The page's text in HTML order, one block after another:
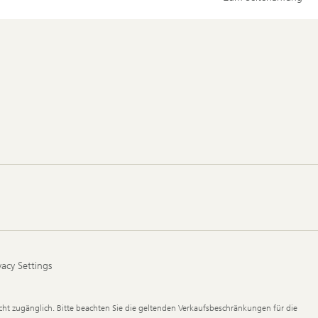
Settings
zugänglich. Bitte beachten Sie die geltenden Verkaufsbeschränkungen für die